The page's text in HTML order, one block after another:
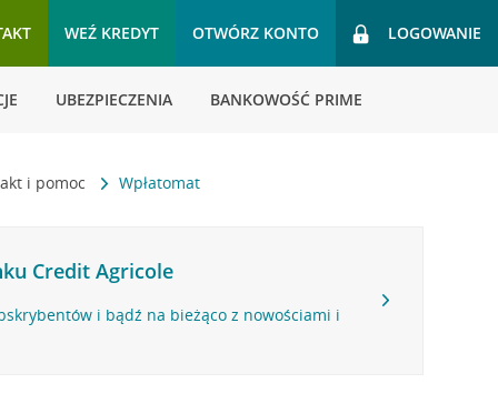
WEŹ KREDYT OTWÓRZ KONTO LOGOWANIE
UBEZPIECZENIA BANKOWOŚĆ PRIME
i pomoc Wpłatomat
Credit Agricole
i bądź na bieżąco z nowościami i